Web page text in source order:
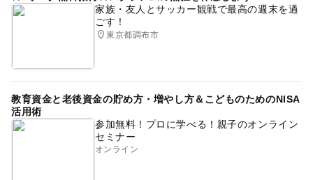
家族・友人とサッカー観戦で最高の週末を過
ごす！
東京都調布市
教育資金と老後資金の貯め方・増やし方＆こどものためのNISA
活用術
参加無料！プロに学べる！親子のオンライン
セミナー
オンライン